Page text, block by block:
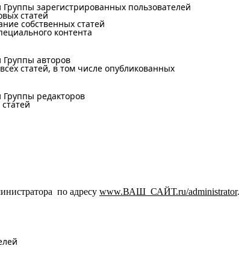
зарегистрированных пользователей
статей
собственных статей
контента
Группы авторов
статей, в том числе опубликованных
редакторов
по адресу www.ВАШ_САЙТ.ru/administrator.